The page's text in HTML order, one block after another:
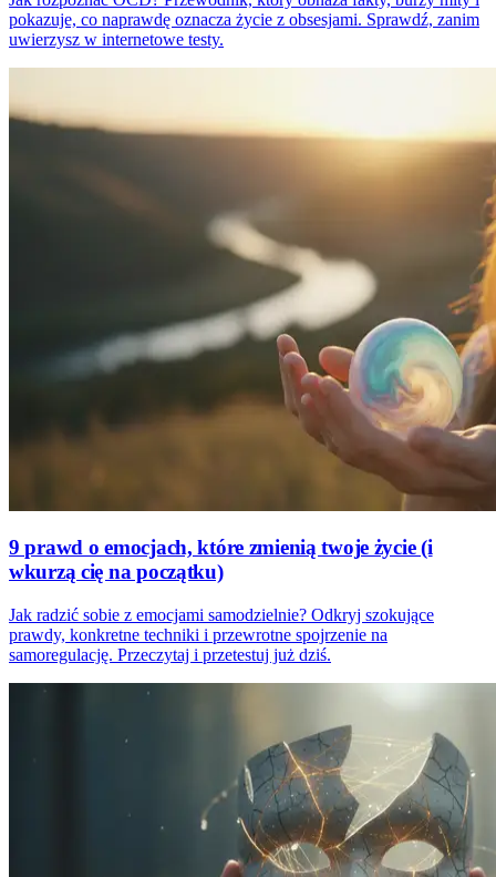
pokazuje, co naprawdę oznacza życie z obsesjami. Sprawdź, zanim
uwierzysz w internetowe testy.
9 prawd o emocjach, które zmienią twoje życie (i
wkurzą cię na początku)
Jak radzić sobie z emocjami samodzielnie? Odkryj szokujące
prawdy, konkretne techniki i przewrotne spojrzenie na
samoregulację. Przeczytaj i przetestuj już dziś.